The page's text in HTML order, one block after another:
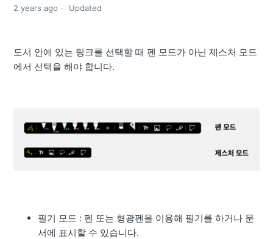
2 years ago Updated
도서 안에 있는 링크를 선택할 때 펜 모드가 아닌 제스처 모드
에서 선택을 해야 합니다.
필기 모드 : 펜 또는 형광펜을 이용해 필기를 하거나 문
서에 표시할 수 있습니다.